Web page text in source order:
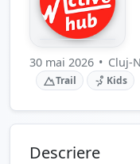
30 mai 2026 • Cluj-
Trail Kids
Descriere